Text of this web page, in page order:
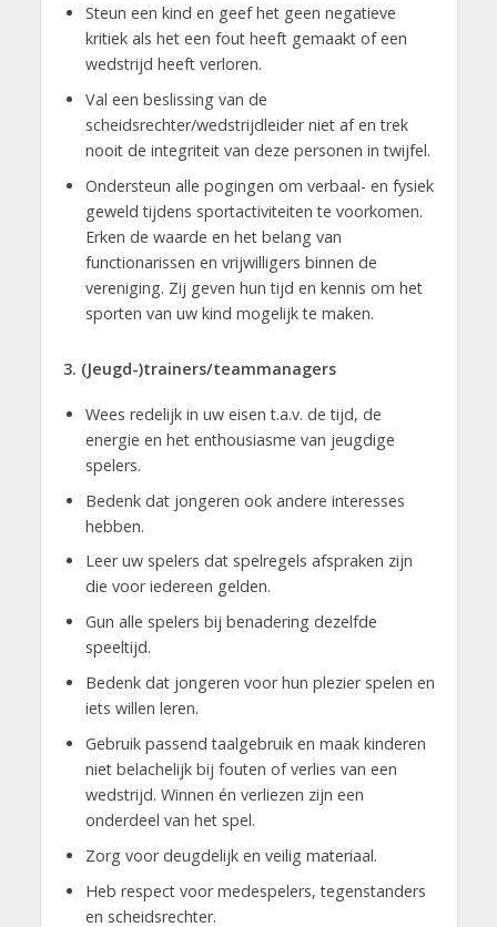
Steun een kind en geef het geen negatieve
kritiek als het een fout heeft gemaakt of een
wedstrijd heeft verloren.
Val een beslissing van de
scheidsrechter/wedstrijdleider niet af en trek
nooit de integriteit van deze personen in twijfel.
Ondersteun alle pogingen om verbaal- en fysiek
geweld tijdens sportactiviteiten te voorkomen.
Erken de waarde en het belang van
functionarissen en vrijwilligers binnen de
vereniging. Zij geven hun tijd en kennis om het
sporten van uw kind mogelijk te maken.
3. (Jeugd-)trainers/teammanagers
Wees redelijk in uw eisen t.a.v. de tijd, de
energie en het enthousiasme van jeugdige
spelers.
Bedenk dat jongeren ook andere interesses
hebben.
Leer uw spelers dat spelregels afspraken zijn
die voor iedereen gelden.
Gun alle spelers bij benadering dezelfde
speeltijd.
Bedenk dat jongeren voor hun plezier spelen en
iets willen leren.
Gebruik passend taalgebruik en maak kinderen
niet belachelijk bij fouten of verlies van een
wedstrijd. Winnen én verliezen zijn een
onderdeel van het spel.
Zorg voor deugdelijk en veilig materiaal.
Heb respect voor medespelers, tegenstanders
en scheidsrechter.